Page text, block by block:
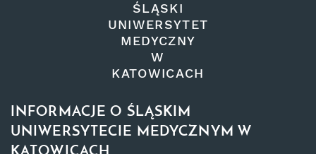
ŚLĄSKI
UNIWERSYTET
MEDYCZNY
W
KATOWICACH
INFORMACJE O ŚLĄSKIM
UNIWERSYTECIE MEDYCZNYM W